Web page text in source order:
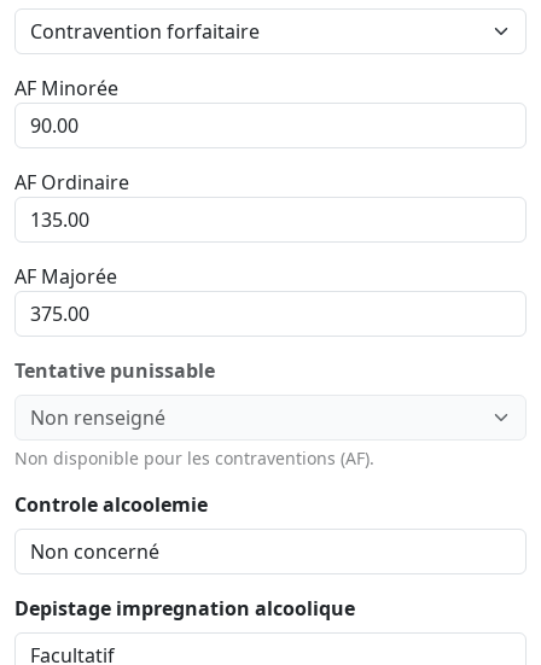
AF Minorée
AF Ordinaire
AF Majorée
Tentative punissable
Non disponible pour les contraventions (AF).
Controle alcoolemie
Depistage impregnation alcoolique